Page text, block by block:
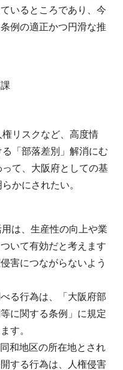
いるところであり、今
例の適正かつ円滑な推
権リスクなど、高度情
「部落差別」解消にむ
て、大阪府としての基
かにされたい。
は、生産性の向上や業
いて有効だと考えます
害につながらないよう
る行為は、「大阪府部
に関する条例」に規定
す。
和地区の所在地とされ
する行為は、人権侵害